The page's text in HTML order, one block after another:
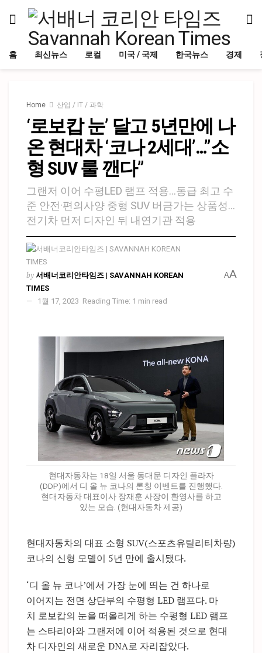
홈 최신뉴스 로컬 미국 / 국제 한국뉴스 경제
Home 산업 / IT / 과학
‘로보캅 눈’ 달고 5년만에 나
온 현대차 ‘코나 2세대’…”소
형 SUV 룰 깬다”
그랜저 이어 수평LED 램프 적용…동급 최고 수
준 안전·편의사양 중형 SUV 버금가는 상품성…
전기차 먼저 디자인 뒤 내연기관 적용
by 서배너코리안타임즈 | SAVANNAH KOREAN
TIMES
1월 17, 2023 Reading Time: 1 min read
AA
현대자동차는 18일 서울 동대문 디자인 플라자
(DDP)에서 디 올 뉴 코나의 론칭 이벤트를 진행했다.
현대자동차 대표이사 장재훈 사장이 환영사를 하고
있는 모습. (현대자동차 제공)
현대자동차의 대표 소형 SUV(스포츠유틸리티차량)
코나의 신형 모델이 5년 만에 출시됐다.
‘디 올 뉴 코나’에서 가장 눈에 띄는 건 하나로
이어지는 전면 상단부의 수평형 LED 램프다. 마
치 로보캅의 눈을 떠올리게 하는 수평형 LED 램프
는 스타리아와 그랜저에 이어 적용된 것으로 현대
차 디자인의 새로운 DNA로 자리잡았다.